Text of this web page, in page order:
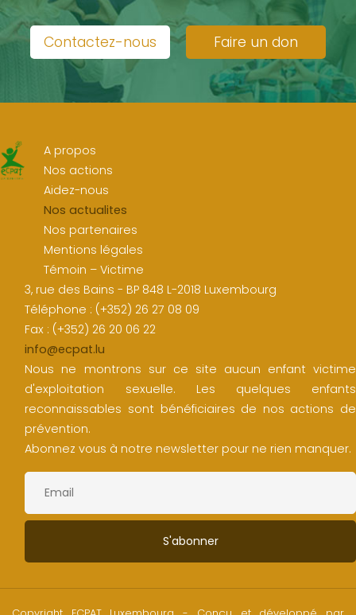
Contactez-nous Faire un don
A propos
Nos actions
Aidez-nous
Nos actualites
Nos partenaires
Mentions légales
Témoin – Victime
3, rue des Bains - BP 848 L-2018 Luxembourg
Téléphone : (+352) 26 27 08 09
Fax : (+352) 26 20 06 22
info@ecpat.lu
Nous ne montrons sur ce site aucun enfant victime
d'exploitation sexuelle. Les quelques enfants
reconnaissables sont bénéficiaires de nos actions de
prévention.
Abonnez vous à notre newsletter pour ne rien manquer.